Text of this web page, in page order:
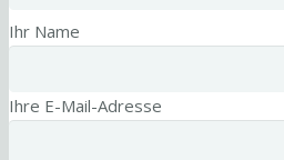
Ihr Name
Ihre E-Mail-Adresse